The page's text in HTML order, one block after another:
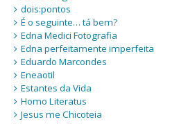
dois:pontos
É o seguinte… tá bem?
Edna Medici Fotografia
Edna perfeitamente imperfeita
Eduardo Marcondes
Eneaotil
Estantes da Vida
Homo Literatus
Jesus me Chicoteia